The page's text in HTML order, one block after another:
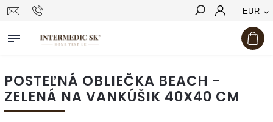
EUR
Hľadať
POSTEĽNÁ OBLIEČKA BEACH -
ZELENÁ NA VANKÚŠIK 40X40 CM